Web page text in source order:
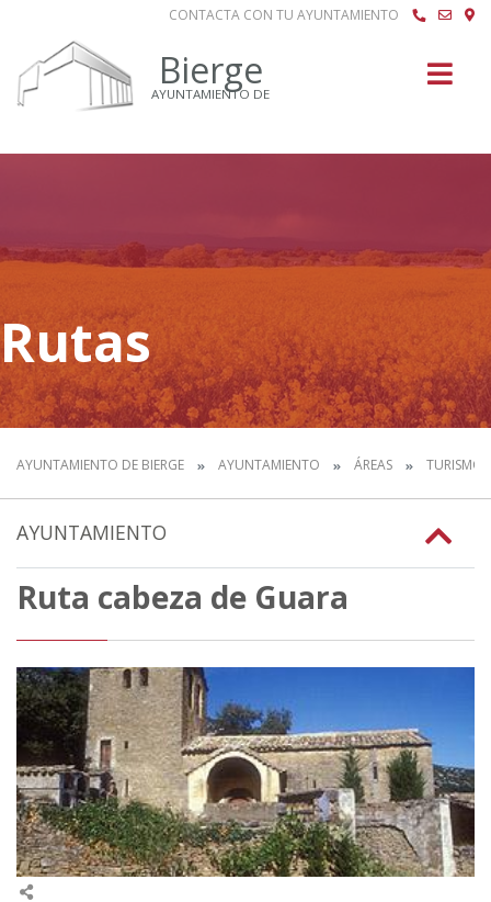
CONTACTA CON TU AYUNTAMIENTO
Bierge
AYUNTAMIENTO DE
Rutas
AYUNTAMIENTO DE BIERGE AYUNTAMIENTO ÁREAS TURISMO
AYUNTAMIENTO
Ruta cabeza de Guara